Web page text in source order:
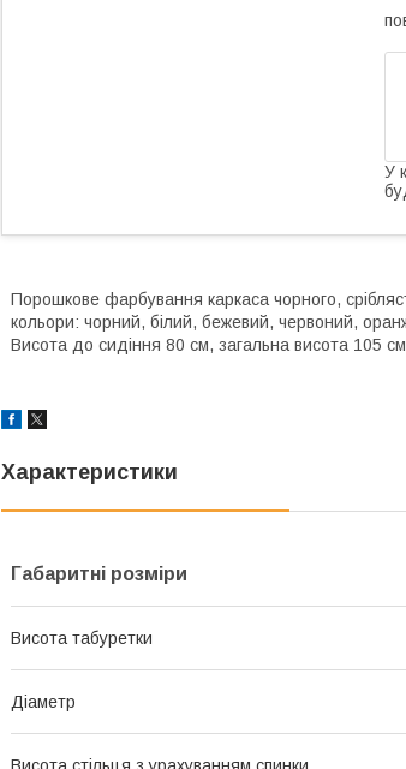
У
Порошкове фарбування каркаса чорного,
кольори: чорний, білий, бежевий, червоний,
Висота до сидіння 80 см, загальна висота 105
Характеристики
Габаритні розміри
Висота табуретки
Діаметр
Висота стільця з урахуванням спинки